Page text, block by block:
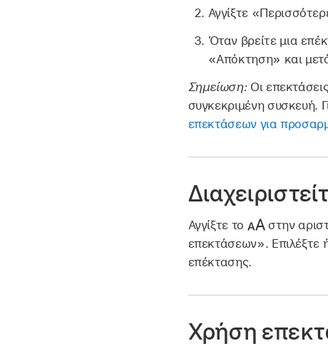
Αγγίξτε
Όταν βρείτε μια
«Απόκτηση» και
Σημείωση: Οι
συγκεκριμένη συσκευή.
επεκτάσεων για
Αγγίξτε το
στην
επεκτάσεων». Επιλέξτε
επέκτασης.
Χρήση